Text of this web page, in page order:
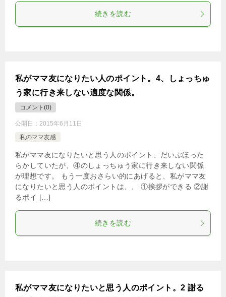
続きを読む
私がママ友になりたい人のポイント。4、しょっちゅ
う家に行き来しない適度な関係。
コメント(0)
公開日： 2015年6月11日
私のママ友感
私がママ友になりたいと思う人のポイント、だいぶほった
らかしていたが、④のしょっちゅう家に行き来しない関係
が理想です。 もう一度おさらい的にあげると、私がママ友
になりたいと思う人のポイントは、、 ①挨拶ができる ②謝
るポイ […]
続きを読む
私がママ友になりたいと思う人のポイント。2 謝る